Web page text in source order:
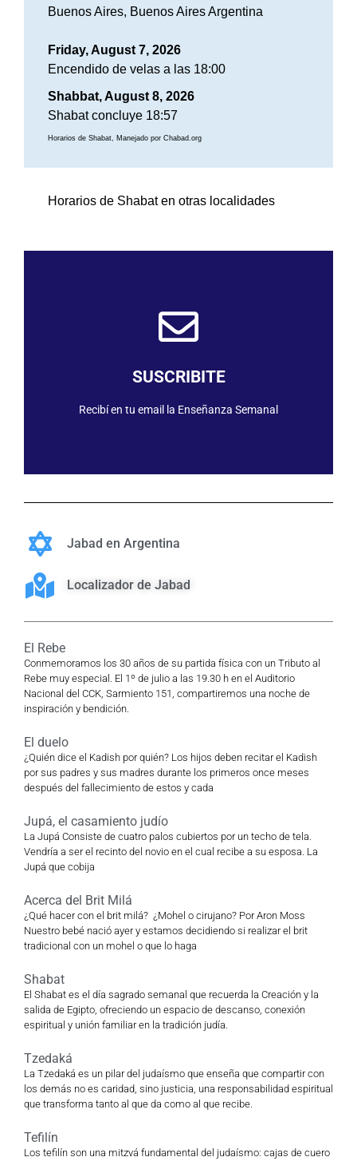
Buenos Aires, Buenos Aires Argentina
Friday, August 7, 2026
Encendido de velas a las 18:00
Shabbat, August 8, 2026
Shabat concluye 18:57
Horarios de Shabat, Manejado por Chabad.org
Horarios de Shabat en otras localidades
SUSCRIBITE
Recibí en tu email la Enseñanza Semanal
Jabad en Argentina
Localizador de Jabad
El Rebe
Conmemoramos los 30 años de su partida física con un Tributo al
Rebe muy especial. El 1º de julio a las 19.30 h en el Auditorio
Nacional del CCK, Sarmiento 151, compartiremos una noche de
inspiración y bendición.
El duelo
¿Quién dice el Kadish por quién? Los hijos deben recitar el Kadish
por sus padres y sus madres durante los primeros once meses
después del fallecimiento de estos y cada
Jupá, el casamiento judío
La Jupá Consiste de cuatro palos cubiertos por un techo de tela.
Vendría a ser el recinto del novio en el cual recibe a su esposa. La
Jupá que cobija
Acerca del Brit Milá
¿Qué hacer con el brit milá? ¿Mohel o cirujano? Por Aron Moss
Nuestro bebé nació ayer y estamos decidiendo si realizar el brit
tradicional con un mohel o que lo haga
Shabat
El Shabat es el día sagrado semanal que recuerda la Creación y la
salida de Egipto, ofreciendo un espacio de descanso, conexión
espiritual y unión familiar en la tradición judía.
Tzedaká
La Tzedaká es un pilar del judaísmo que enseña que compartir con
los demás no es caridad, sino justicia, una responsabilidad espiritual
que transforma tanto al que da como al que recibe.
Tefilín
Los tefilín son una mitzvá fundamental del judaísmo: cajas de cuero